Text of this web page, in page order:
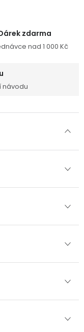
zdarma
nad 1 000 Kč
návodu